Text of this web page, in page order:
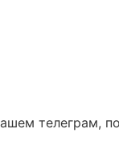
телеграм,